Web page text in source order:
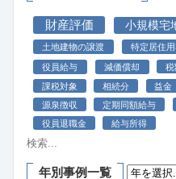
財産評価 小規模宅
土地建物の譲渡 特定居住
役員給与 減価償却 税
課税対象
相続分 益金
源泉徴収
定期同額給与
役員退職金
給与所得
年別事例一覧